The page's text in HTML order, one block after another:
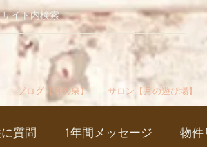
ブログ【月の泉】 サロン【月の遊び場】
質問 1年間メッセージ 物件